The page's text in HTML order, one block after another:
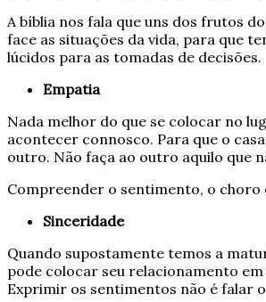
A bíblia nos fala que uns dos frutos
face as situações da vida, para que
lúcidos para as tomadas de decisões.
Empatia
Nada melhor do que se colocar no
acontecer connosco. Para que o
outro. Não faça ao outro aquilo que
Compreender o sentimento, o
Sinceridade
Quando supostamente temos a
pode colocar seu relacionamento
Exprimir os sentimentos não é falar